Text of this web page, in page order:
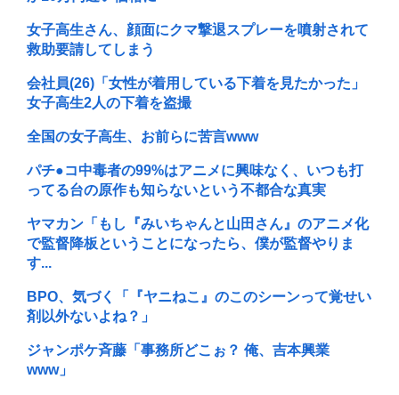
女子高生さん、顔面にクマ撃退スプレーを噴射されて
救助要請してしまう
会社員(26)「女性が着用している下着を見たかった」
女子高生2人の下着を盗撮
全国の女子高生、お前らに苦言www
パチ●コ中毒者の99%はアニメに興味なく、いつも打
ってる台の原作も知らないという不都合な真実
ヤマカン「もし『みいちゃんと山田さん』のアニメ化
で監督降板ということになったら、僕が監督やりま
す...
BPO、気づく「『ヤニねこ』のこのシーンって覚せい
剤以外ないよね？」
ジャンポケ斉藤「事務所どこぉ？ 俺、吉本興業
www」